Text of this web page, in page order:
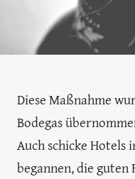
Diese Maßnahme
Bodegas
Auch schicke
begannen, die guten